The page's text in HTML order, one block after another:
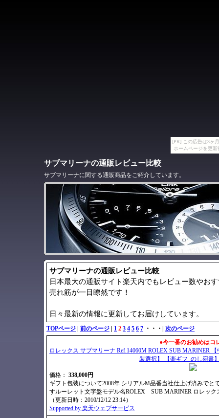
[PR] この広告は3ヶ
ホームページを更
サブマリーナの通販レビュー比較
サブマリーナに関する通販商品をご紹介しています。
サブマリーナの通販レビュー比較
日本最大の通販サイト楽天内でもレビュー数やお
売れ筋が一目瞭然です！
日々最新の情報に更新してお届けしています。
TOPページ 前のページ 1 2 3 4 5 6 7 ・・・| 次のページ
●今一番のお勧めはコ
ロレックス サブマリーナ Ref.14060M ROLEX SUB MARINER
装選択】 【楽ギフ_のし宛書
価格： 338,000円
ギフト包装について2008年 シリアルM品番当社仕上げ済みで
すルーレット文字盤モデル名ROLEX SUB MARINER ロレック
（更新日時：2010/12/12 23:14）
Supported by 楽天ウェブサービス